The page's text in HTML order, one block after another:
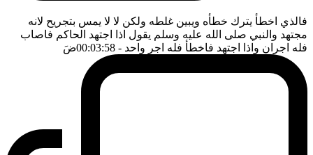
فالذي اخطأ يترك خطأه ويبين غلطه ولكن لا لا يمس بتجريح لانه
مجتهد والنبي صلى الله عليه وسلم يقول اذا اجتهد الحاكم فاصاب
فله اجران واذا اجتهد فاخطأ فله اجر واحد - 00:03:58 ضَ